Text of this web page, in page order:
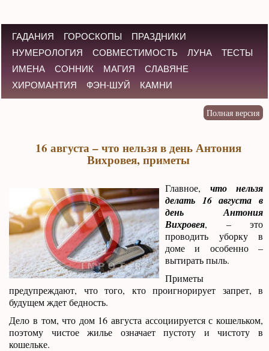
ГАДАНИЯ ГОРОСКОПЫ
ПРАЗДНИКИ
НУМЕРОЛОГИЯ
СОВМЕСТИМОСТЬ ЛУНА
ТЕСТЫ
ИМЕНА
СОННИК МАГИЯ
СЛАВЯНЕ
ХИРОМАНТИЯ
ФЭН-ШУЙ КАМНИ
16 августа – что нельзя в день Антония
Вихровея, приметы
Главное, что нельзя
делать 16 августа в
день Антония
Вихровея, – это
проводить уборку в
доме и особенно –
вытирать пыль.
Приметы
предупреждают, что того, кто проигнорирует запрет, в
будущем ждет бедность.
Дело в том, что дом 16 августа ассоциируется с кошельком,
поэтому чистое жилье означает пустоту и чистоту в
кошельке.